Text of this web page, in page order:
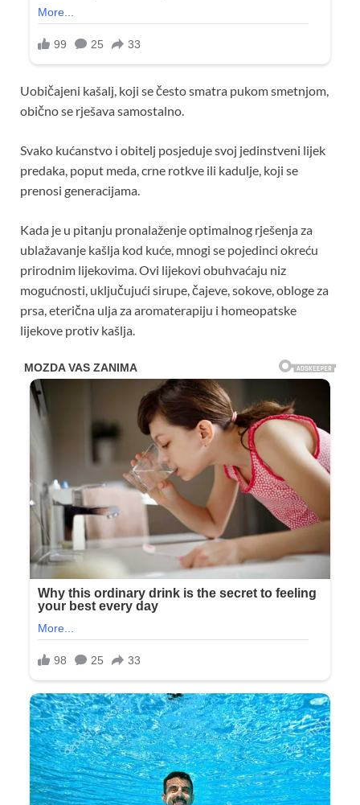
Uobičajeni kašalj, koji se često smatra pukom smetnjom,
obično se rješava samostalno.
Svako kućanstvo i obitelj posjeduje svoj jedinstveni lijek
predaka, poput meda, crne rotkve ili kadulje, koji se
prenosi generacijama.
Kada je u pitanju pronalaženje optimalnog rješenja za
ublažavanje kašlja kod kuće, mnogi se pojedinci okreću
prirodnim lijekovima. Ovi lijekovi obuhvaćaju niz
mogućnosti, uključujući sirupe, čajeve, sokove, obloge za
prsa, eterična ulja za aromaterapiju i homeopatske
lijekove protiv kašlja.